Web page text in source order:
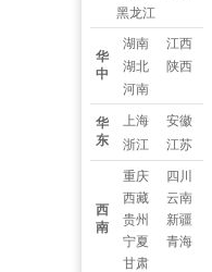
黑龙江
华
中
湖南
湖北
河南
江西
陕西
华
东
上海
浙江
安徽
江苏
西
南
重庆
西藏
贵州
宁夏
甘肃
四川
云南
新疆
青海